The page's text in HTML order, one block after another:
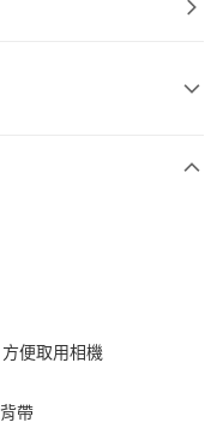
富邦商業銀行
國際商業銀行
業銀行
商業銀行
邦商業銀行
際商業銀行
商業銀行
邦商業銀行
便取用相機
帶